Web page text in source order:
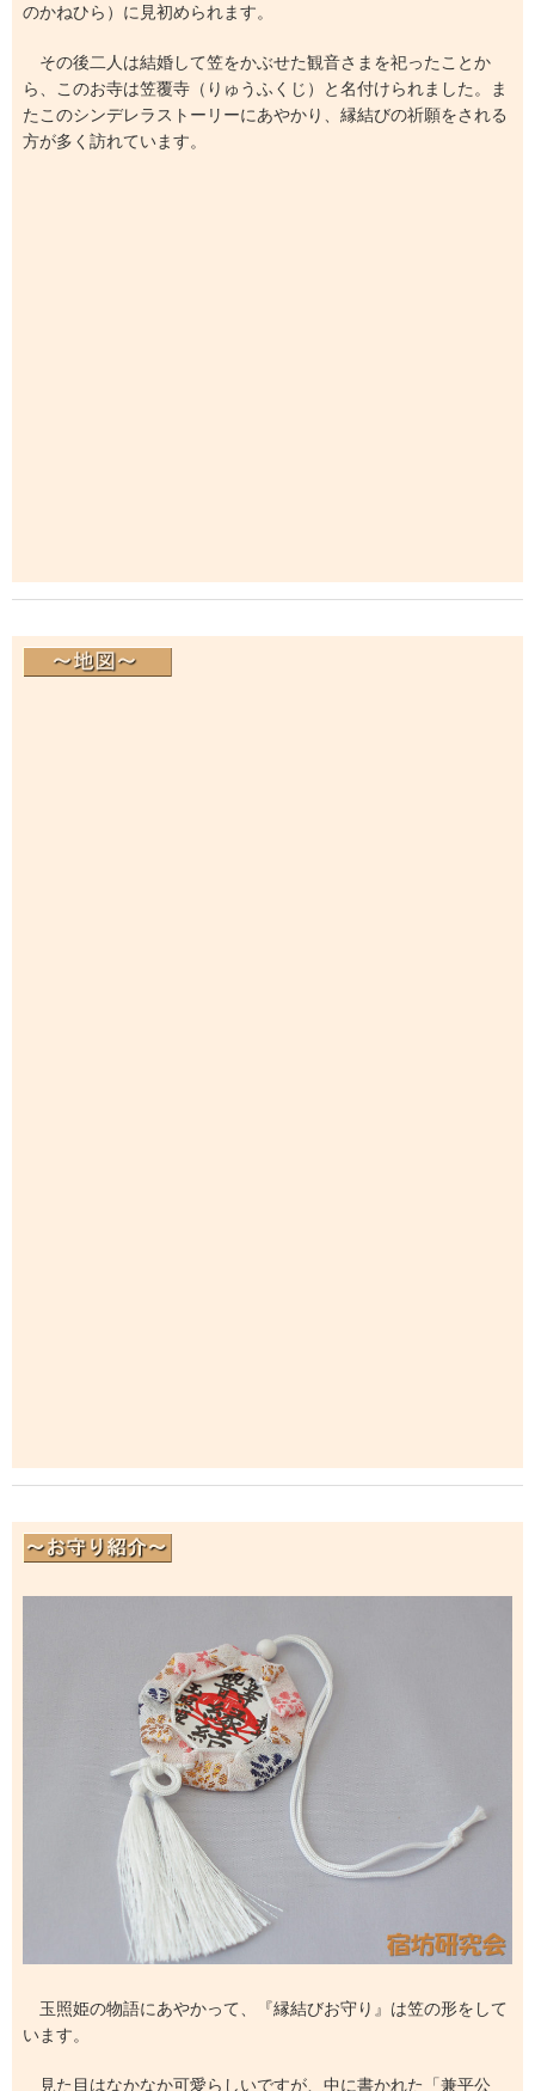
のかねひら）に見初められます。
その後二人は結婚して笠をかぶせた観音さまを祀ったことか
ら、このお寺は笠覆寺（りゅうふくじ）と名付けられました。ま
たこのシンデレラストーリーにあやかり、縁結びの祈願をされる
方が多く訪れています。
玉照姫の物語にあやかって、『縁結びお守り』は笠の形をして
います。
見た目はなかなか可愛らしいですが、中に書かれた「兼平公